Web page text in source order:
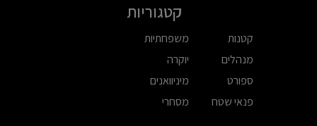
קטגוריות
קטנות
מנהלים
ספורט
פנאי שטח
משפחתיות
יוקרה
מיניוואנים
מסחרי